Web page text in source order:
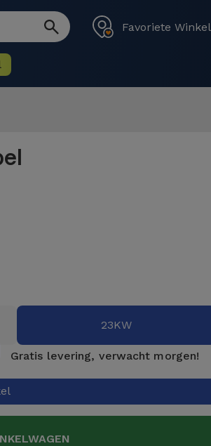
Favoriete Winkel
23KW
Gratis levering, verwacht morgen!